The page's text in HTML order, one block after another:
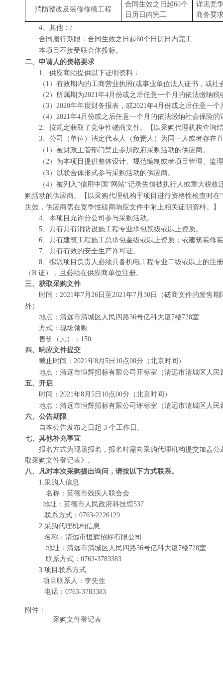
消防整改及装修修缮工程
合同生效之日起60个
日历日内完工
详见竞
商务要
4、其他：/
合同履行期限： 合同生效之日起60个日历日内完工
本项目不接受联合体投标。
二、申请人的资格要求
1、 供应商须提供以下证明资料：
（ 1） 有效期内的工商营业执照(或事业单位法人证书，或社
（2） 所属期为2021年4月份或之后任意一个月的依法缴纳
（3） 2020年年度财务报表，或2021年4月份或之后任意一
（4） 2021年4月份或之后任意一个月的依法缴纳社会保险
2、 按规定获取 了竞争性磋商文件。 【 以采购代理机构查询
3、 公司（单位）法定代表人（负责人）为同一人或者存在
（ 1） 被财政主管部门禁止参加政府采购活动的供应商。
（2） 为本项目提供整体设计、规范编制或者项目管理、监
（3）
以联合体形式参与采购活动的供应商。
（4） 被列入“信用中国”网站“记录失信被执行人或重大税
购活动的供应商。
【 以采购代理机构于项目进行资格性检查时在
失效，供应商需在竞争性磋商响应文件中附上相关证明资料。
】
4、本项目允许分公司参与采购活动。
5、 具有具有消防设施工程专业承包贰级或以上资质。
6、 具有建筑工程施工总承包叁级或以上资质 ； 或建筑装修
7、 具有有效的安全生产许可证。
8、 拟派项目负责人必须具备机电工程专业二级或以上的注
（B 证），且必须在供应商单位注册。
三、获取采购文件
时间： 2021年7月 26 日至2021年7月 30 日
（磋商文件的发售
外）
地点：清远市清城区人民四路36号亿科大厦7楼728室
方式：现场领购
售价（元）： 150
四、响应文件提交
截止时间： 2021年8月 5 日 10点00分 （北京时间）
地点： 清远市恒辉招标有限公司 开标室（清远市清城区人民
五、开启
时间： 2021年8月 5 日 10点00分 （北京时间）
地点： 清远市恒辉招标有限公司 评标室（清远市清城区人民
六、公告期限
自本公告发布之日起 3 个工作日。
七、其他补充事宜
报名方式为现场报名， 报名 时需向采购代理机构提交加盖
取采购文件登记表》 。
八、凡对本次采购提出询问，请按以下方式联系。
1.采购人信息
名称： 英德市残疾人联合会
地址： 英德市人民政府科技馆537
联系方式： 0763-2226129
2.采购代理机构信息
名称： 清远市恒辉招标有限公司
地址：清远市清城区人民四路36号亿科大厦7楼728室
联系方式： 0763-3783383
3.项目联系方式
项目联系人： 李先生
电话： 0763-3783383
附件：
采购文件登记表